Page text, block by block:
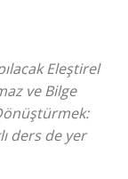
Eleştirel
ve Bilge
ders de yer